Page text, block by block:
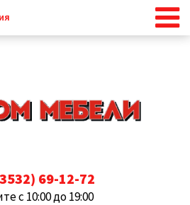
69-12-72
с 10:00 до 19:00